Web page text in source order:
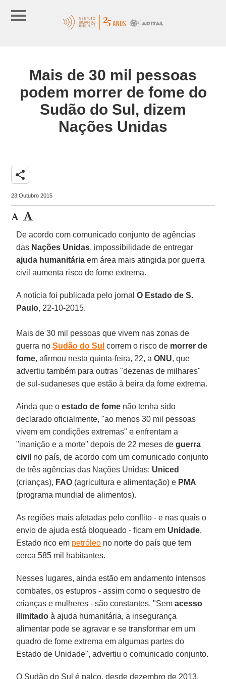
Mais de 30 mil pessoas
podem morrer de fome do
Sudão do Sul, dizem
Nações Unidas
share
23 Outubro 2015
De acordo com comunicado conjunto de agências
das Nações Unidas, impossibilidade de entregar
ajuda humanitária em área mais atingida por guerra
civil aumenta risco de fome extrema.
A notícia foi publicada pelo jornalO Estado de S.
Paulo, 22-10-2015.
Mais de 30 mil pessoas que vivem nas zonas de
guerra noSudão do Sul correm o risco de morrer de
fome, afirmou nesta quinta-feira, 22, aONU, que
advertiu também para outras "dezenas de milhares"
de sul-sudaneses que estão à beira da fome extrema.
Ainda que oestado de fome não tenha sido
declarado oficialmente, "ao menos 30 mil pessoas
vivem em condições extremas" e enfrentam a
"inanição e a morte" depois de 22 meses deguerra
civil no país, de acordo com um comunicado conjunto
de três agências das Nações Unidas: Uniced
(crianças), FAO (agricultura e alimentação) e PMA
(programa mundial de alimentos).
As regiões mais afetadas pelo conflito - e nas quais o
envio de ajuda está bloqueado - ficam em Unidade,
Estado rico em petróleo no norte do país que tem
cerca 585 mil habitantes.
Nesses lugares, ainda estão em andamento intensos
combates, os estupros - assim como o sequestro de
crianças e mulheres - são constantes. "Semacesso
ilimitado à ajuda humanitária, a insegurança
alimentar pode se agravar e se transformar em um
quadro de fome extrema em algumas partes do
Estado de Unidade", advertiu o comunicado conjunto.
O Sudão do Sul é palco, desde dezembro de 2013,